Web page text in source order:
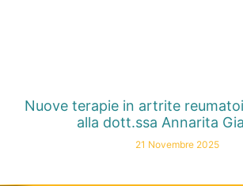
Nuove terapie in artrite
alla dott.ssa Annarita
21 Novembre 2025